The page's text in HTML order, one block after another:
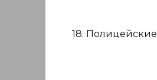
18.